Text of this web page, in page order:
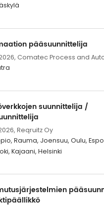
pääsuunnittelija
Comatec Process and
suunnittelija /
Reqruitz Oy
Rauma, Joensuu, Oulu,
Kajaani, Helsinki